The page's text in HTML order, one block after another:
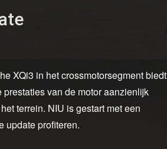
XQi3 in het crossmotorsegment biedt
van de motor aanzienlijk
terrein. NIU is gestart met een
update profiteren.